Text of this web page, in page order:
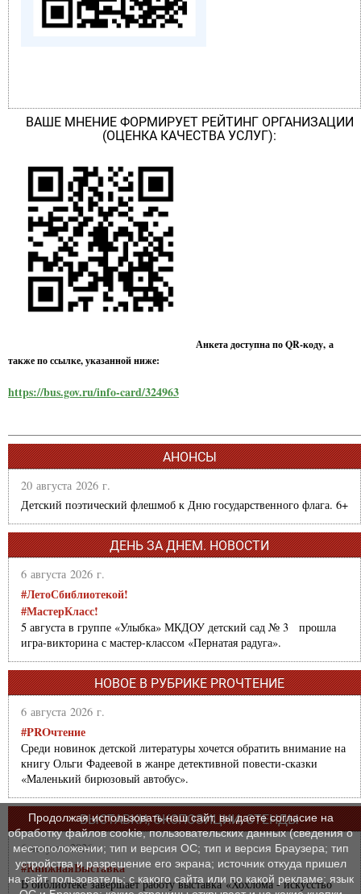
ВАШЕ МНЕНИЕ ФОРМИРУЕТ РЕЙТИНГ ОРГАНИЗАЦИИ
(ОЦЕНКА КАЧЕСТВА УСЛУГ):
Анкета доступна по QR-коду, а
также по ссылке, указанной ниже:
https://bus.gov.ru/info-card/324963
АНОНСЫ
20 августа 2026 г.
Детский поэтический флешмоб к Дню государственного флага. 6+
ДЕНЬ ЗА ДНЕМ. НОВОСТИ
6 августа 2026 г.
#ЛетоСбиблиотекой!
#МастерКласс!
5 августа в группе «Улыбка» МКДОУ детский сад № 3 прошла
игра-викторина с мастер-классом «Пернатая радуга».
НОВОЕ В РУБРИКЕ PROЧТЕНИЕ
6 августа 2026 г.
#PROчтение
Среди новинок детской литературы хочется обратить внимание на
книгу Ольги Фадеевой в жанре детективной повести-сказки
«Маленький бирюзовый автобус».
ВЫСТАВКИ, ЭКСПОЗИЦИИ, СТЕНДЫ
6 августа 2026 г.
#КнижнаяВыставка
В библиотеке завершает работу выставка «Хохлома - искусство
Продолжая использовать наш сайт, вы даете согласие на
обработку файлов cookie, пользовательских данных (сведения о
местоположении; тип и версия ОС; тип и версия Браузера; тип
устройства и разрешение его экрана; источник откуда пришел
на сайт пользователь; с какого сайта или по какой рекламе; язык